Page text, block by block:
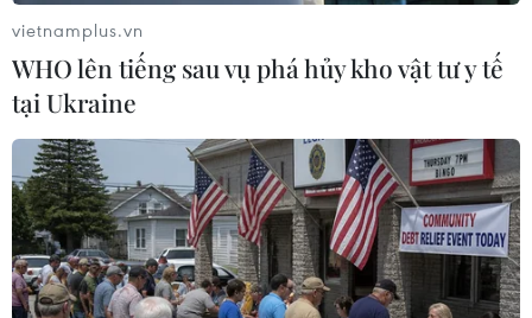
rằng chỉ có Chính phủ, các cơ quan Chính phủ
mới có thể cung cấp được hệ thống định danh
điện tử mạnh mẽ và an toàn nhất.
tưởng những nguyên tắc, phương thức mà
Estonia sử dụng trong việc phát triển Chính phủ
số, công dân số sẽ là những thông tin, kinh
nghiệm hữu ích cho Việt Nam.
vietnamplus.vn
WHO lên tiếng sau vụ phá hủy kho vật tư y tế
tại Ukraine